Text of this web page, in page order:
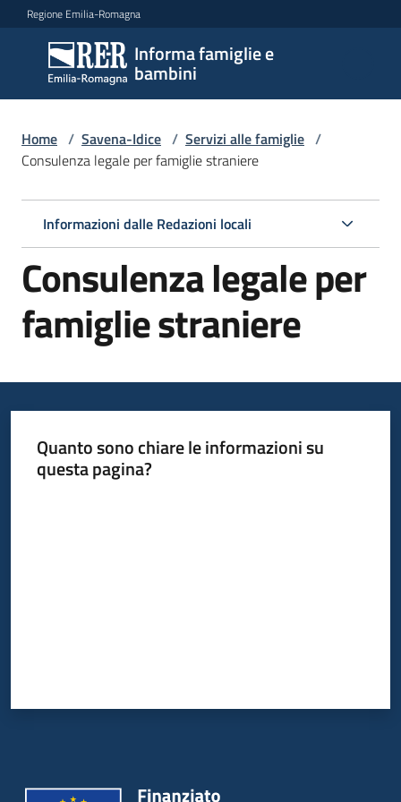
Vai al contenuto
Vai alla navigazione
Vai al footer
Regione Emilia-Romagna
Informa famiglie e
bambini
Informa
famiglie
e
bambini
Argomenti
Servizi
Menu selezionato
Centri
Informazioni
locali
Home / Savena-Idice / Servizi alle famiglie /
Consulenza legale per famiglie straniere
Informazioni dalle Redazioni locali
Consulenza legale per
famiglie straniere
Quanto sono chiare le informazioni su
questa pagina?